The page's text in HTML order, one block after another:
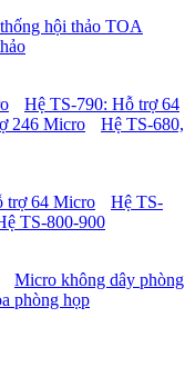
hội thảo TOA
Hệ TS-790: Hỗ trợ 64
246 Micro
Hệ TS-680,
trợ 64 Micro
Hệ TS-
TS-800-900
Micro không dây phòng
phòng họp